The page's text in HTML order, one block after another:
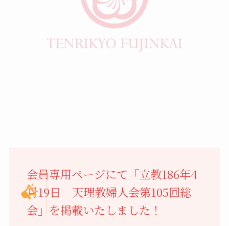
会員専用ページにて「立教186年4
月19日 天理教婦人会第105回総
会」を掲載いたしました！